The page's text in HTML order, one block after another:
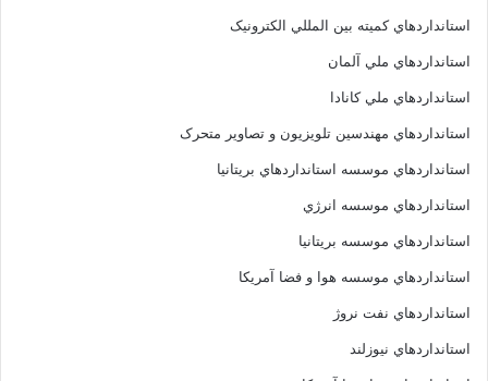
استانداردهاي کميته بين المللي الکترونيک
استانداردهاي ملي آلمان
استانداردهاي ملي کانادا
استانداردهاي مهندسين تلويزيون و تصاوير متحرک
استانداردهاي موسسه استانداردهاي بريتانيا
استانداردهاي موسسه انرژي
استانداردهاي موسسه بريتانيا
استانداردهاي موسسه هوا و فضا آمريکا
استانداردهاي نفت نروژ
استانداردهاي نيوزلند